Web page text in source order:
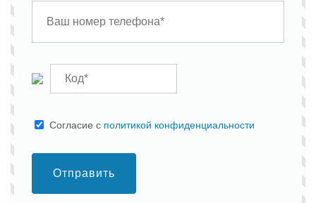
Cогласие с политикой конфиденциальности
Отправить